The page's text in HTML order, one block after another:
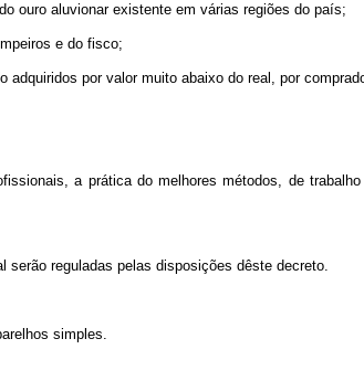
ouro aluvionar existente em várias regiões do país;
e do fisco;
por valor muito abaixo do real, por
a prática do melhores métodos, de
serão reguladas pelas disposições dêste decreto.
simples.